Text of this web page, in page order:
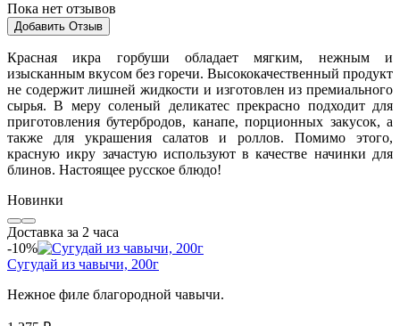
Пока нет отзывов
Добавить Отзыв
Красная икра горбуши обладает мягким, нежным и
изысканным вкусом без горечи. Высококачественный продукт
не содержит лишней жидкости и изготовлен из премиального
сырья. В меру соленый деликатес прекрасно подходит для
приготовления бутербродов, канапе, порционных закусок, а
также для украшения салатов и роллов. Помимо этого,
красную икру зачастую используют в качестве начинки для
блинов. Настоящее русское блюдо!
Новинки
Доставка за 2 часа
-10%
Сугудай из чавычи, 200г
Нежное филе благородной чавычи.